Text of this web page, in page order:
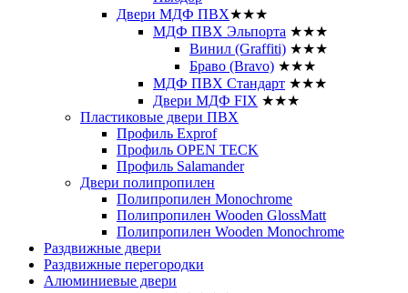
Двери МДФ ПВХ★★★
МДФ ПВХ Эльпорта ★★★
Винил (Graffiti) ★★★
Браво (Bravo) ★★★
МДФ ПВХ Стандарт ★★★
Двери МДФ FIX ★★★
Пластиковые двери ПВХ
Профиль Exprof
Профиль OPEN TECK
Профиль Salamander
Двери полипропилен
Полипропилен Monochrome
Полипропилен Wooden GlossMatt
Полипропилен Wooden Monochrome
Раздвижные двери
Раздвижные перегородки
Алюминиевые двери